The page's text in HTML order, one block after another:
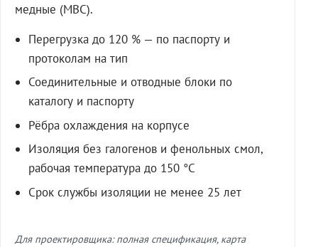
медные (МВС).
Перегрузка до 120 % — по паспорту и
протоколам на тип
Соединительные и отводные блоки по
каталогу и паспорту
Рёбра охлаждения на корпусе
Изоляция без галогенов и фенольных смол,
рабочая температура до 150 °C
Срок службы изоляции не менее 25 лет
Для проектировщика: полная спецификация, карта